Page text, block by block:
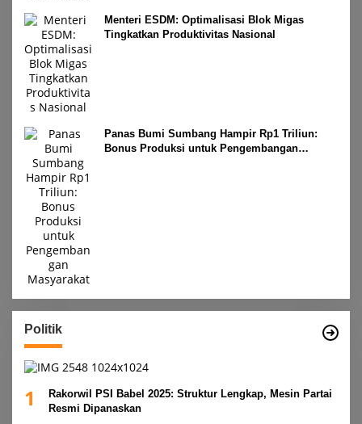
Menteri ESDM: Optimalisasi Blok Migas
Tingkatkan Produktivitas Nasional
Panas Bumi Sumbang Hampir Rp1 Triliun:
Bonus Produksi untuk Pengembangan
Politik
1
Rakorwil PSI Babel 2025: Struktur Lengkap, Mesin Partai
Resmi Dipanaskan